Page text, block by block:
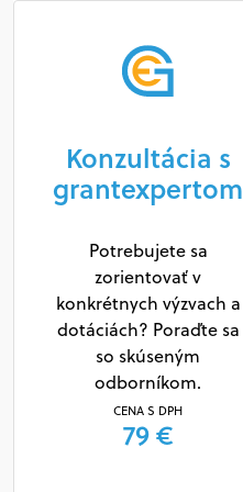
Konzultácia s
grantexpertom
Potrebujete sa
zorientovať v
konkrétnych výzvach a
dotáciách? Poraďte sa
so skúseným
odborníkom.
CENA S DPH
79 €